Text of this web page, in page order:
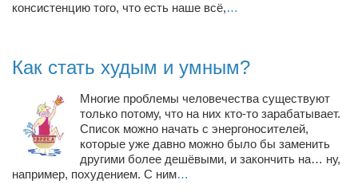
Звукорежиссёры
Alfom Studio
Guitarproduction Studio
Писатели
Поэты
консистенцию того, что есть наше всё,…
Как стать худым и умным?
Многие проблемы человечества существуют
только потому, что на них кто-то зарабатывает.
Список можно начать с энергоносителей,
которые уже давно можно было бы заменить
другими более дешёвыми, и закончить на… ну,
например, похудением. С ним…